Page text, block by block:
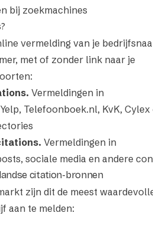
bij zoekmachines
vermelding van je
met of zonder link naar je
Vermeldingen in
Telefoonboek.nl, KvK, Cylex
Vermeldingen in
sociale media en andere
citation-bronnen
zijn dit de meest
aan te melden: